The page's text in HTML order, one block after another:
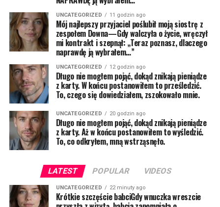
UNCATEGORIZED 11 godzin ago
Mój najlepszy przyjaciel poślubił moją siostrę z
zespołem Downa—Gdy walczyła o życie, wręczył
mi kontrakt i szepnął: „Teraz poznasz, dlaczego
naprawdę ją wybrałem…”
UNCATEGORIZED 12 godzin ago
Długo nie mogłem pojąć, dokąd znikają pieniądze
z karty. W końcu postanowiłem to prześledzić.
To, czego się dowiedziałem, zszokowało mnie.
UNCATEGORIZED 20 godzin ago
Długo nie mogłem pojąć, dokąd znikają pieniądze
z karty. Aż w końcu postanowiłem to wyśledzić.
To, co odkryłem, mną wstrząsnęło.
LATEST POPULAR VIDEOS
UNCATEGORIZED 22 minuty ago
Krótkie szczęście babciGdy wnuczka wreszcie